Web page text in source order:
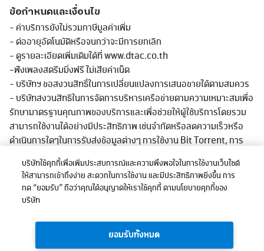
ข้อกำหนดและเงื่อนไข
- ค่าบริการยังไม่รวมภาษีมูลค่าเพิ่ม
- ต่ออายุอัตโนมัติหรือจนกว่าจะมีการยกเลิก
- ดูรายละเอียดเพิ่มเติมได้ที่ www.dtac.co.th
-ฟังเพลงสตรีมมิ่งฟรี ไม่เสียค่าเน็ต
- บริษัทฯ ขอสงวนสิทธิ์ในการเปลี่ยนแปลงการเสนอขายได้ตามสมควร
- บริษัทสงวนสิทธิในการจัดการบริหารเครือข่ายตามความเหมาะสมเพื่อ
รักษามาตรฐานคุณภาพของบริการและเพื่อช่วยให้ผู้ใช้บริการโดยรวม
สามารถใช้งานได้อย่างมีประสิทธิภาพ เช่นจำกัดหรือลดความเร็วหรือ
ดำเนินการใดๆในการรับส่งข้อมูลต่างๆ การใช้งาน Bit Torrent, การ
ดาวน์โหลด และ/หรืออัพโหลดไฟล์ขนาดใหญ่, หรือการใช้งานใดที่มีการ
รับส่งข้อมูลในปริมาณมากอย่างต่อเนื่องหรือที่มีผลต่อการใช้บริการ
หรือเกิดความไม่เป็นธรรมก่อหรืออาจะก่อให้เกิดความเสียหายต่อผู้ใช้
บริการอื่นและ/หรือต่อเครือข่ายหรือการให้บริการโดยรวมของบริษัท
ใช้งาน พื้นที่ให้บริการและอุปกรณ์ที่รองรับ
บริษัทใช้คุกกี้เพื่อเพิ่มประสบการณ์และความพึงพอใจในการใช้งานเว็บไซต์
ให้สามารถเข้าถึงง่าย สะดวกในการใช้งาน และมีประสิทธิภาพยิ่งขึ้น การ
กด “ยอมรับ” ถือว่าคุณได้อนุญาตให้เราใช้คุกกี้ ตามนโยบายคุกกี้ของ
บริษัท
ยอมรับทั้งหมด